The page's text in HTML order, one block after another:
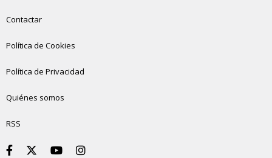
Contactar
Política de Cookies
Política de Privacidad
Quiénes somos
RSS